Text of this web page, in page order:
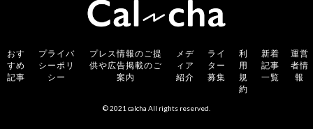
おす
すめ
記事
プライバ
シーポリ
シー
プレス情報のご提
供や広告掲載のご
案内
メデ
ィア
紹介
ライ
ター
募集
利
用
規
約
新着
記事
一覧
運営
者情
報
© 2021 calcha All rights reserved.